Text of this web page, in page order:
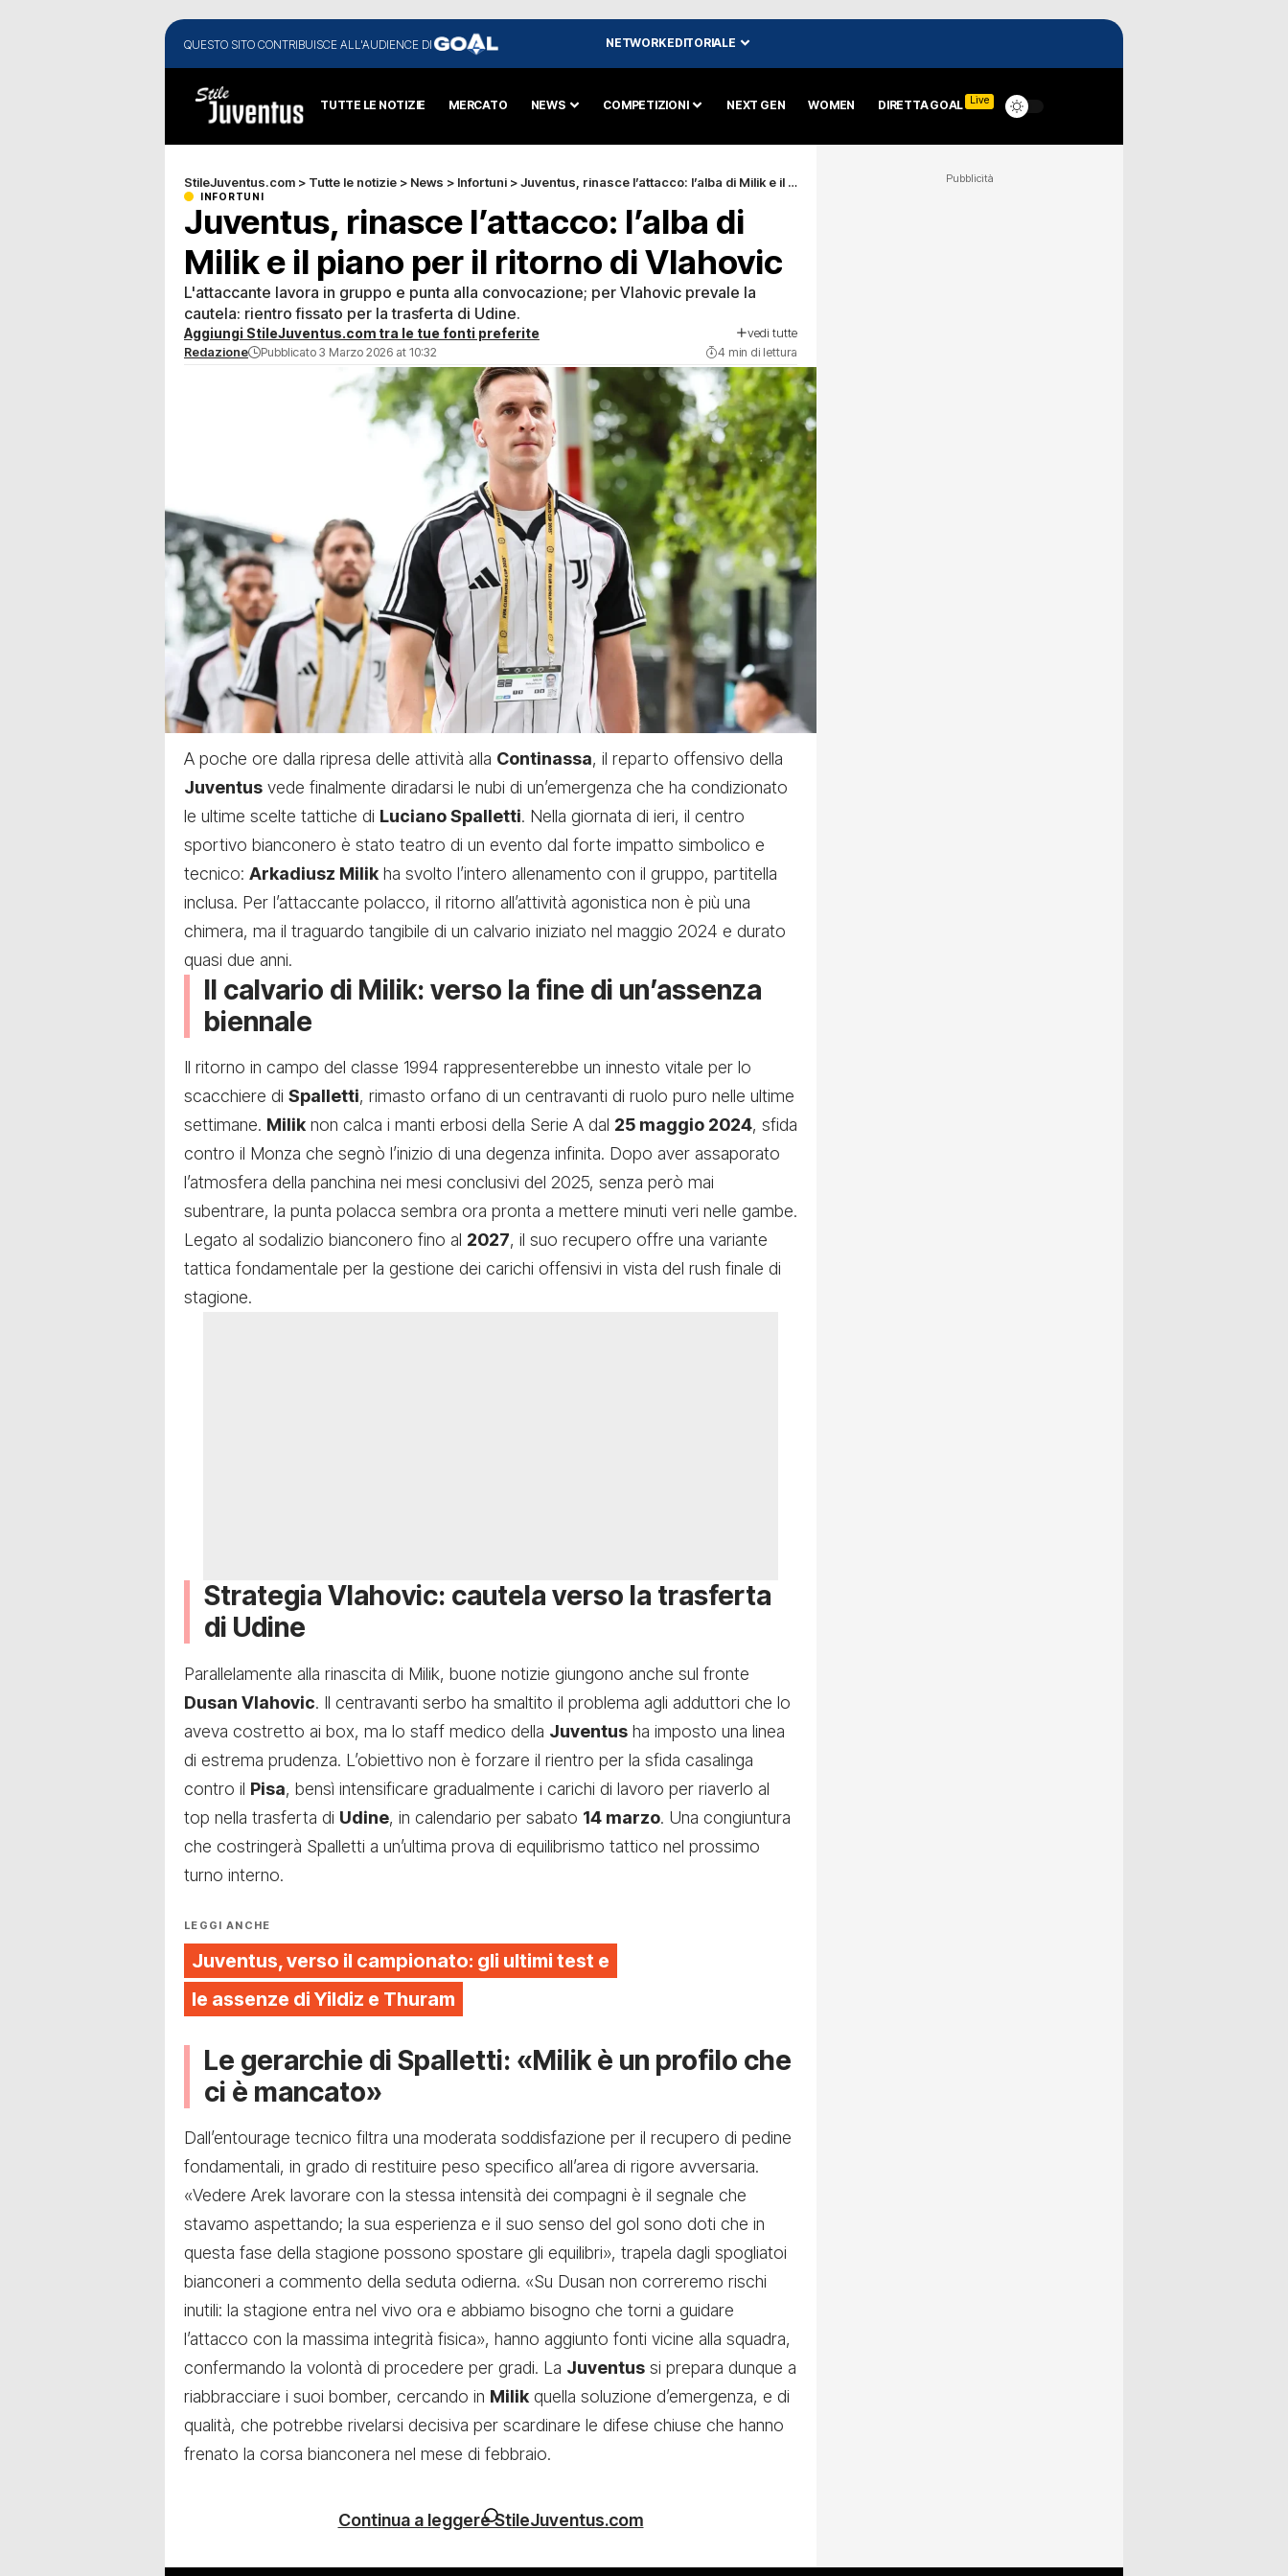
QUESTO SITO CONTRIBUISCE ALL'AUDIENCE DI NETWORK EDITORIALE
TUTTE LE NOTIZIE MERCATO NEWS COMPETIZIONI NEXT GEN WOMEN DIRETTA GOAL Live
StileJuventus.com > Tutte le notizie > News > Infortuni >Juventus, rinasce l’attacco: l’alba di Milik e il piano per il ritorno di Vlahovic
INFORTUNI
Juventus, rinasce l’attacco: l’alba di
Milik e il piano per il ritorno di Vlahovic
L'attaccante lavora in gruppo e punta alla convocazione; per Vlahovic prevale la
cautela: rientro fissato per la trasferta di Udine.
Aggiungi StileJuventus.com tra le tue fonti preferite vedi tutte
Redazione Pubblicato 3 Marzo 2026 at 10:32 4 min di lettura
A poche ore dalla ripresa delle attività alla Continassa, il reparto offensivo della
Juventus vede finalmente diradarsi le nubi di un’emergenza che ha condizionato
le ultime scelte tattiche di Luciano Spalletti. Nella giornata di ieri, il centro
sportivo bianconero è stato teatro di un evento dal forte impatto simbolico e
tecnico: Arkadiusz Milik ha svolto l’intero allenamento con il gruppo, partitella
inclusa. Per l’attaccante polacco, il ritorno all’attività agonistica non è più una
chimera, ma il traguardo tangibile di un calvario iniziato nel maggio 2024 e durato
quasi due anni.
Il calvario di Milik: verso la fine di un’assenza
biennale
Il ritorno in campo del classe 1994 rappresenterebbe un innesto vitale per lo
scacchiere di Spalletti, rimasto orfano di un centravanti di ruolo puro nelle ultime
settimane. Milik non calca i manti erbosi della Serie A dal 25 maggio 2024, sfida
contro il Monza che segnò l’inizio di una degenza infinita. Dopo aver assaporato
l’atmosfera della panchina nei mesi conclusivi del 2025, senza però mai
subentrare, la punta polacca sembra ora pronta a mettere minuti veri nelle gambe.
Legato al sodalizio bianconero fino al 2027, il suo recupero offre una variante
tattica fondamentale per la gestione dei carichi offensivi in vista del rush finale di
stagione.
Strategia Vlahovic: cautela verso la trasferta
di Udine
Parallelamente alla rinascita di Milik, buone notizie giungono anche sul fronte
Dusan Vlahovic. Il centravanti serbo ha smaltito il problema agli adduttori che lo
aveva costretto ai box, ma lo staff medico della Juventus ha imposto una linea
di estrema prudenza. L’obiettivo non è forzare il rientro per la sfida casalinga
contro il Pisa, bensì intensificare gradualmente i carichi di lavoro per riaverlo al
top nella trasferta di Udine, in calendario per sabato 14 marzo. Una congiuntura
che costringerà Spalletti a un’ultima prova di equilibrismo tattico nel prossimo
turno interno.
LEGGI ANCHE
Juventus, verso il campionato: gli ultimi test e
le assenze di Yildiz e Thuram
Le gerarchie di Spalletti: «Milik è un profilo che
ci è mancato»
Dall’entourage tecnico filtra una moderata soddisfazione per il recupero di pedine
fondamentali, in grado di restituire peso specifico all’area di rigore avversaria.
«Vedere Arek lavorare con la stessa intensità dei compagni è il segnale che
stavamo aspettando; la sua esperienza e il suo senso del gol sono doti che in
questa fase della stagione possono spostare gli equilibri», trapela dagli spogliatoi
bianconeri a commento della seduta odierna. «Su Dusan non correremo rischi
inutili: la stagione entra nel vivo ora e abbiamo bisogno che torni a guidare
l’attacco con la massima integrità fisica», hanno aggiunto fonti vicine alla squadra,
confermando la volontà di procedere per gradi. La Juventus si prepara dunque a
riabbracciare i suoi bomber, cercando in Milik quella soluzione d’emergenza, e di
qualità, che potrebbe rivelarsi decisiva per scardinare le difese chiuse che hanno
frenato la corsa bianconera nel mese di febbraio.
Continua a leggere StileJuventus.com
Pubblicità